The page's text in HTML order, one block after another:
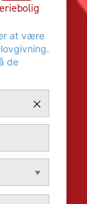
at være
de